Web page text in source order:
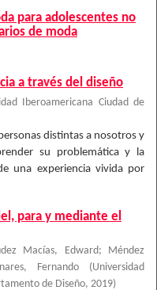
para adolescentes no
de moda
a través del diseño
Iberoamericana Ciudad de
distintas a nosotros y
su problemática y la
una experiencia vivida por
para y mediante el
Macías, Edward;
Méndez
Fernando (Universidad
de Diseño, 2019)